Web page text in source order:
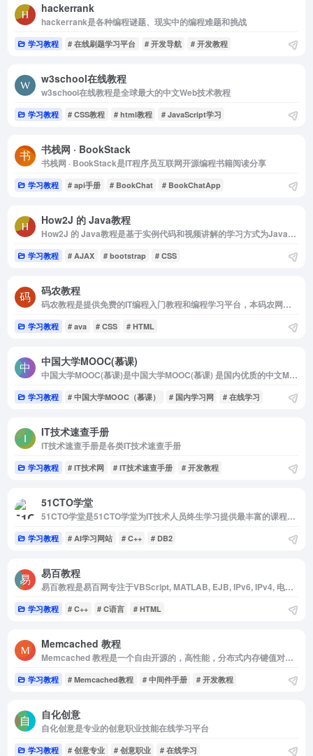
hackerrank
hackerrank是各种编程谜题、现实中的编程难题和挑战
学习教程 # 在线刷题学习平台 # 开发导航 # 开发教程
w3school在线教程
w3school在线教程是全球最大的中文Web技术教程
学习教程 # CSS教程 # html教程 # JavaScript学习
书栈网 · BookStack
书栈网 · BookStack是IT程序员互联网开源编程书籍阅读分享
学习教程 # api手册 # BookChat # BookChatApp
How2J 的 Java教程
How2J 的 Java教程是基于实例代码和视频讲解的学习方式为Java职业生涯打下坚实的基础
学习教程 # AJAX # bootstrap # CSS
码农教程
码农教程是提供免费的IT编程入门教程和编程学习平台，本码农网涵盖php、java、mysql、html、css、javascript、jquery等流行的编程入门教程。
学习教程 # ava # CSS # HTML
中国大学MOOC(慕课)
中国大学MOOC(慕课)是中国大学MOOC(慕课) 是国内优质的中文MOOC学习平台，由爱课程网携手网易云课堂打造。平台拥有包括985高校在内提供的千余门课程，其中首批获得认定的国家精品在线开放课程322门，占...
学习教程 # 中国大学MOOC（慕课） # 国内学习网 # 在线学习
IT技术速查手册
IT技术速查手册是各类IT技术速查手册
学习教程 # IT技术网 # IT技术速查手册 # 开发教程
51CTO学堂
51CTO学堂是51CTO学堂为IT技术人员终生学习提供最丰富的课程资源库,数千名专业讲师和大厂工程师倾力分享了数万门在线视频课程,几乎覆盖了IT技术的各个领域:java、python、php、c、前端、数据...
学习教程 # AI学习网站 # C++ # DB2
易百教程
易百教程是易百网专注于VBScript, MATLAB, EJB, IPv6, IPv4, 电子商务, PostgreSQL, SQLite, SDLC, Assembly, 操作系统, JSON, iOS, 设计模式, VB.Net, 计算机基础知识, JSF, C#, Flex, GWT,...
学习教程 # C++ # C语言 # HTML
Memcached 教程
Memcached 教程是一个自由开源的，高性能，分布式内存键值对缓存系统
学习教程 # Memcached教程 # 中间件手册 # 开发教程
自化创意
自化创意是专业的创意职业技能在线学习平台
学习教程 # 创意专业 # 创意职业 # 在线学习